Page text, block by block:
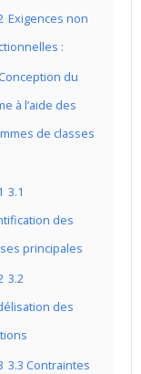
Exigences non
:
du
à l’aide des
de classes
3.1
des
principales
3.2
des
3.3 Contraintes